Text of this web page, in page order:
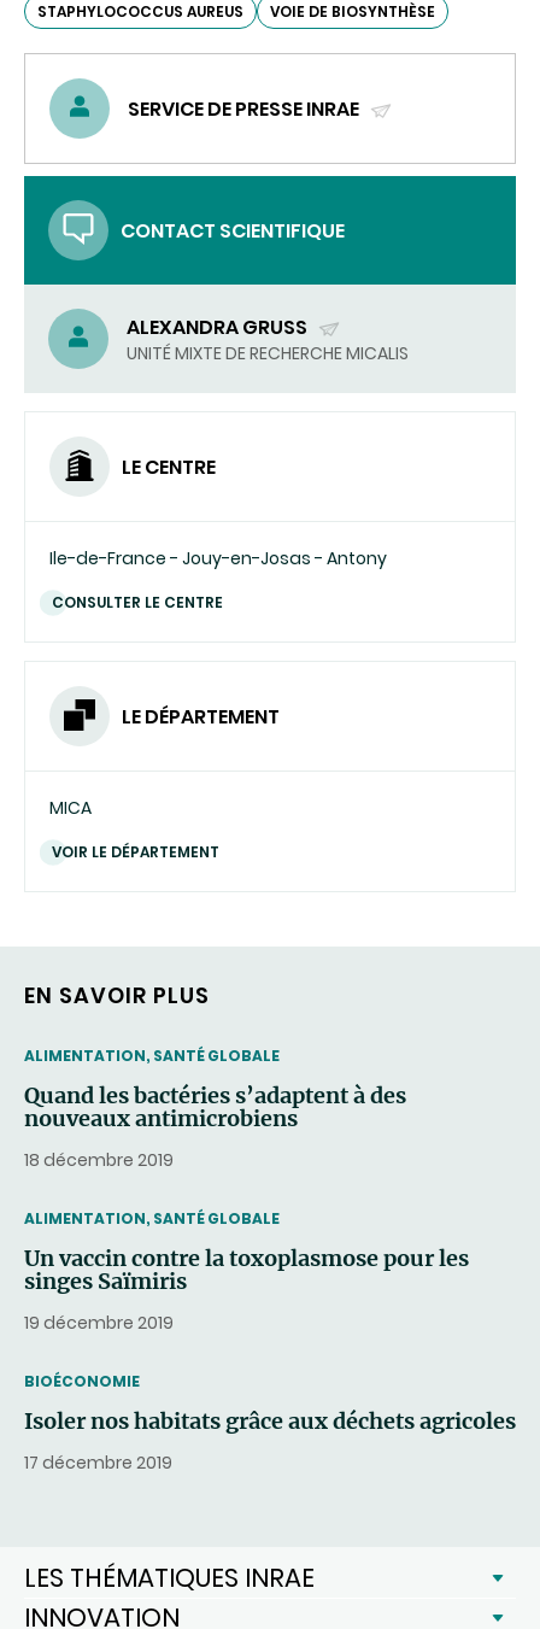
STAPHYLOCOCCUS AUREUS
VOIE DE BIOSYNTHÈSE
SERVICE DE PRESSE INRAE
UN
CONTACT SCIENTIFIQUE
ALEXANDRA GRUSS
(ENVOYER
COURRIEL)
UNITÉ MIXTE DE RECHERCHE MICALIS
LE CENTRE
Ile-de-France - Jouy-en-Josas - Antony
CONSULTER LE CENTRE
LE DÉPARTEMENT
MICA
VOIR LE DÉPARTEMENT
EN SAVOIR PLUS
THEMATIC
ALIMENTATION, SANTÉ GLOBALE
Quand les bactéries s’adaptent à des
nouveaux antimicrobiens
18 décembre 2019
THEMATIC
ALIMENTATION, SANTÉ GLOBALE
Un vaccin contre la toxoplasmose pour les
singes Saïmiris
19 décembre 2019
THEMATIC
BIOÉCONOMIE
Isoler nos habitats grâce aux déchets agricoles
17 décembre 2019
LES THÉMATIQUES INRAE
INNOVATION